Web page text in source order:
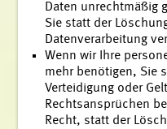
Daten unrechtmäßig
Sie statt der
Datenverarbeitung
Wenn wir Ihre
mehr benötigen, Sie
Verteidigung oder
Rechtsansprüchen
Recht, statt der